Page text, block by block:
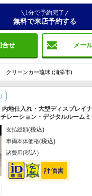
合せ メー
1分で予約完了
無料で来店予約する
クリーンカー琉球 (浦添市)
地仕入れ・大型ディスプレイ
レーション・デジタルルーム
ＥＴＣ２．０・ドライブレコー
支払総額(税込)
車両本体価格(税込)
諸費用(税込)